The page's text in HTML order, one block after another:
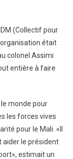
(Collectif pour
était
colonel Assimi
entière à faire
monde pour
les forces vives
pour le Mali. «Il
aider le président
estimait un